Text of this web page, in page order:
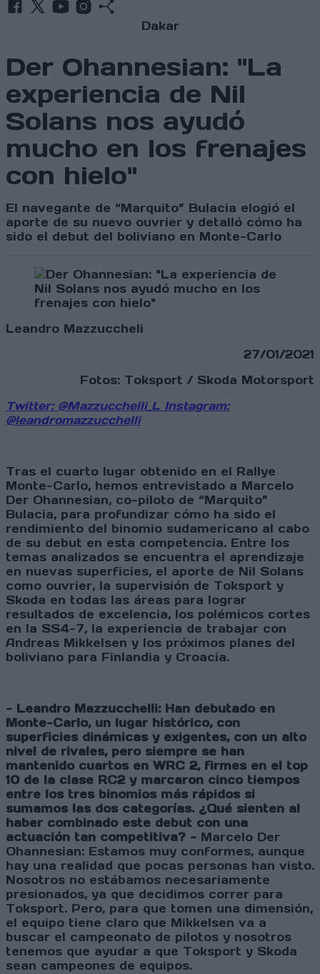
Dakar
Der Ohannesian: "La
experiencia de Nil
Solans nos ayudó
mucho en los frenajes
con hielo"
El navegante de “Marquito” Bulacia elogió el
aporte de su nuevo ouvrier y detalló cómo ha
sido el debut del boliviano en Monte-Carlo
Leandro Mazzuccheli
27/01/2021
Fotos: Toksport / Skoda Motorsport
Twitter: @Mazzucchelli_L Instagram:
@leandromazzucchelli
Tras el cuarto lugar obtenido en el Rallye
Monte-Carlo, hemos entrevistado a Marcelo
Der Ohannesian, co-piloto de “Marquito”
Bulacia, para profundizar cómo ha sido el
rendimiento del binomio sudamericano al cabo
de su debut en esta competencia. Entre los
temas analizados se encuentra el aprendizaje
en nuevas superficies, el aporte de Nil Solans
como ouvrier, la supervisión de Toksport y
Skoda en todas las áreas para lograr
resultados de excelencia, los polémicos cortes
en la SS4-7, la experiencia de trabajar con
Andreas Mikkelsen y los próximos planes del
boliviano para Finlandia y Croacia.
- Leandro Mazzucchelli: Han debutado en
Monte-Carlo, un lugar histórico, con
superficies dinámicas y exigentes, con un alto
nivel de rivales, pero siempre se han
mantenido cuartos en WRC 2, firmes en el top
10 de la clase RC2 y marcaron cinco tiempos
entre los tres binomios más rápidos si
sumamos las dos categorías. ¿Qué sienten al
haber combinado este debut con una
actuación tan competitiva? - Marcelo Der
Ohannesian: Estamos muy conformes, aunque
hay una realidad que pocas personas han visto.
Nosotros no estábamos necesariamente
presionados, ya que decidimos correr para
Toksport. Pero, para que tomen una dimensión,
el equipo tiene claro que Mikkelsen va a
buscar el campeonato de pilotos y nosotros
tenemos que ayudar a que Toksport y Skoda
sean campeones de equipos.